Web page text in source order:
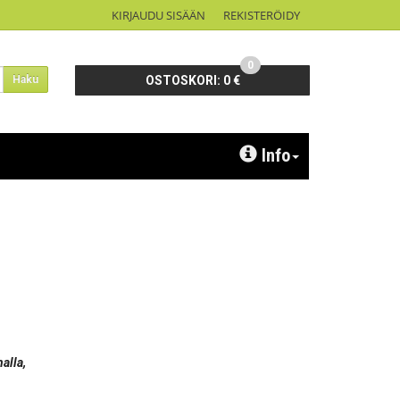
KIRJAUDU SISÄÄN REKISTERÖIDY
Haku OSTOSKORI: 0 €
0
Info